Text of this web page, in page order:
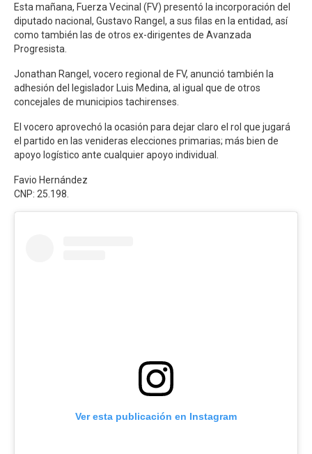
Esta mañana, Fuerza Vecinal (FV) presentó la incorporación del
diputado nacional, Gustavo Rangel, a sus filas en la entidad, así
como también las de otros ex-dirigentes de Avanzada
Progresista.
Jonathan Rangel, vocero regional de FV, anunció también la
adhesión del legislador Luis Medina, al igual que de otros
concejales de municipios tachirenses.
El vocero aprovechó la ocasión para dejar claro el rol que jugará
el partido en las venideras elecciones primarias; más bien de
apoyo logístico ante cualquier apoyo individual.
Favio Hernández
CNP: 25.198.
Ver esta publicación en Instagram